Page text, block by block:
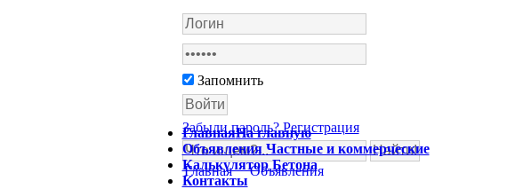
Запомнить
Забыли пароль? Регистрация
ГлавнаяНа главную
Объявления Частные и коммерческие
КалькуляторБетона
Контакты
Главная Объявления